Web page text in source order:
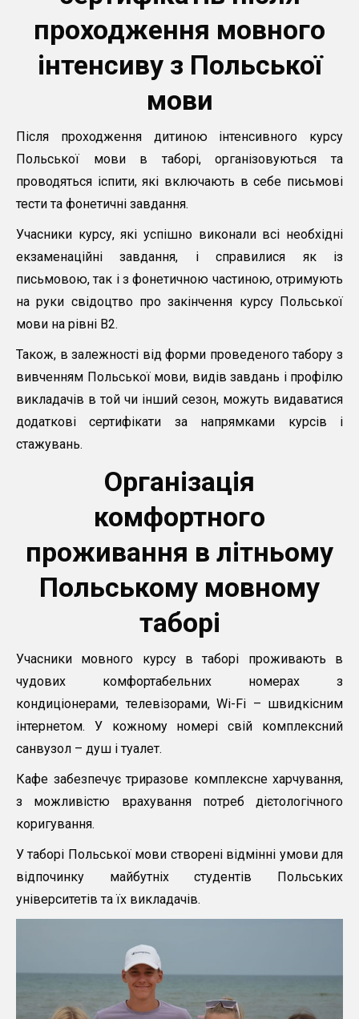
проходження мовного
інтенсиву з Польської
мови
Після проходження дитиною інтенсивного курсу
Польської мови в таборі, організовуються та
проводяться іспити, які включають в себе письмові
тести та фонетичні завдання.
Учасники курсу, які успішно виконали всі необхідні
екзаменаційні завдання, і справилися як із
письмовою, так і з фонетичною частиною, отримують
на руки свідоцтво про закінчення курсу Польської
мови на рівні B2.
Також, в залежності від форми проведеного табору з
вивченням Польської мови, видів завдань і профілю
викладачів в той чи інший сезон, можуть видаватися
додаткові сертифікати за напрямками курсів і
стажувань.
Організація
комфортного
проживання в літньому
Польському мовному
таборі
Учасники мовного курсу в таборі проживають в
чудових комфортабельних номерах з
кондиціонерами, телевізорами, Wi-Fi – швидкісним
інтернетом. У кожному номері свій комплексний
санвузол – душ і туалет.
Кафе забезпечує триразове комплексне харчування,
з можливістю врахування потреб дієтологічного
коригування.
У таборі Польської мови створені відмінні умови для
відпочинку майбутніх студентів Польських
університетів та їх викладачів.